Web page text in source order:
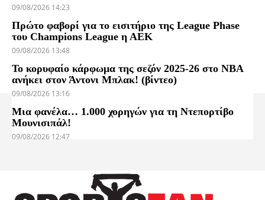
09/08/2026 14:23
Πρώτο φαβορί για το εισιτήριο της League Phase
του Champions League η ΑΕΚ
09/08/2026 13:48
Το κορυφαίο κάρφωμα της σεζόν 2025-26 στο NBA
ανήκει στον Άντονι Μπλακ! (βίντεο)
09/08/2026 13:16
Μια φανέλα… 1.000 χορηγών για τη Ντεπορτίβο
Μουνισιπάλ!
09/08/2026 12:47